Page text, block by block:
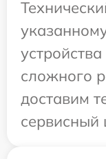
сложного
доставим
сервисный